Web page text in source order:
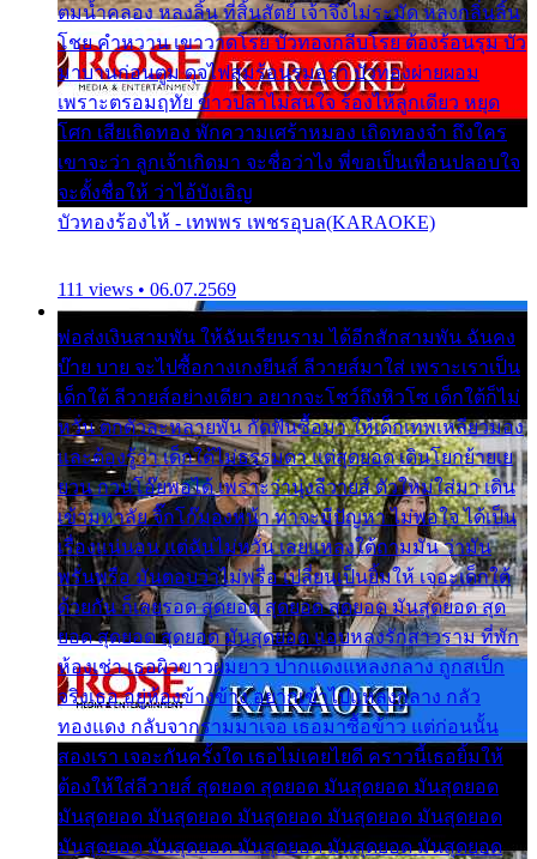
ตมน้ำคลอง หลงลิ้น ที่สิ้นสัตย์ เจ้าจึงไม่ระมัด หลงกลิ่นลิ้น
โชย คำหวาน เขาวาดโรย บัวทองกลีบโรย ต้องร้อนรุม บัว
มาบานก่อนตูม ดุจไฟสุมร้อนรุมอุรา บัวทองผ่ายผอม
เพราะตรอมฤทัย ข้าวปลาไม่สนใจ ร้องไห้ลูกเดียว หยุด
โศก เสียเถิดทอง พักความเศร้าหมอง เถิดทองจ๋า ถึงใคร
เขาจะว่า ลูกเจ้าเกิดมา จะชื่อว่าไง พี่ขอเป็นเพื่อนปลอบใจ
จะตั้งชื่อให้ ว่าไอ้บังเอิญ
บัวทองร้องไห้ - เทพพร เพชรอุบล(KARAOKE)
111 views • 06.07.2569
พ่อส่งเงินสามพัน ให้ฉันเรียนราม ได้อีกสักสามพัน ฉันคง
บ๊าย บาย จะไปซื้อกางเกงยีนส์ ลีวายส์มาใส่ เพราะเราเป็น
เด็กใต้ ลีวายส์อย่างเดียว อยากจะโชว์ถึงหิวโซ เด็กใต้ก็ไม่
หวั่น ตกตัวละหลายพัน กัดฟันซื้อมา ให้เด็กเทพเหลียวมอง
และต้องรู้ว่า เด็กใต้ไม่ธรรมดา แต่สุดยอด เดินโยกย้ายเย
ยวน กวนโอ๊ยพอได้ เพราะว่านุ่งลีวายส์ ตัวใหม่ใส่มา เดิน
เข้ามหาลัย จิ๊กโก๊มองหน้า ท่าจะมีปัญหา ไม่พอใจ ได้เป็น
เรื่องแน่นอน แต่ฉันไม่หวั่น เลยแหลงใต้ถามมัน ว่ามัน
พรั่นพรือ มันตอบว่าไม่พรื่อ เปลี่ยนเป็นยิ้มให้ เจอะเด็กใต้
ด้วยกัน ก็เลยรอด สุดยอด สุดยอด สุดยอด มันสุดยอด สุด
ยอด สุดยอด สุดยอด มันสุดยอด แอบหลงรักสาวราม ที่พัก
ห้องเช่า เธอผิวขาวผมยาว ปากแดงแหลงกลาง ถูกสเป็ก
จริงเธอ อยู่ห้องข้างข้าง อยากเข้าไปแหลงกลาง กลัว
ทองแดง กลับจากรามมาเจอ เธอมาซื้อข้าว แต่ก่อนนั้น
สองเรา เจอะกันครั้งใด เธอไม่เคยไยดี คราวนี้เธอยิ้มให้
ต้องให้ใส่ลีวายส์ สุดยอด สุดยอด มันสุดยอด มันสุดยอด
มันสุดยอด มันสุดยอด มันสุดยอด มันสุดยอด มันสุดยอด
มันสุดยอด มันสุดยอด มันสุดยอด มันสุดยอด มันสุดยอด